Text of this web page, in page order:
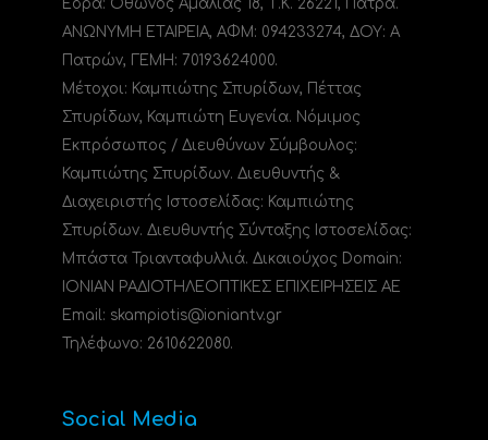
Έδρα: Όθωνος Αμαλίας 18, Τ.Κ. 26221, Πάτρα.
ΑΝΩΝΥΜΗ ΕΤΑΙΡΕΙΑ, ΑΦΜ: 094233274, ΔΟΥ: A
Πατρών, ΓΕΜΗ: 70193624000.
Μέτοχοι: Καμπιώτης Σπυρίδων, Πέττας
Σπυρίδων, Καμπιώτη Ευγενία. Νόμιμος
Εκπρόσωπος / Διευθύνων Σύμβουλος:
Καμπιώτης Σπυρίδων. Διευθυντής &
Διαχειριστής Ιστοσελίδας: Καμπιώτης
Σπυρίδων. Διευθυντής Σύνταξης Ιστοσελίδας:
Μπάστα Τριανταφυλλιά. Δικαιούχος Domain:
ΙΟΝΙΑΝ ΡΑΔΙΟΤΗΛΕΟΠΤΙΚΕΣ ΕΠΙΧΕΙΡΗΣΕΙΣ ΑΕ
Email: skampiotis@ioniantv.gr
Τηλέφωνο: 2610622080.
Social Media